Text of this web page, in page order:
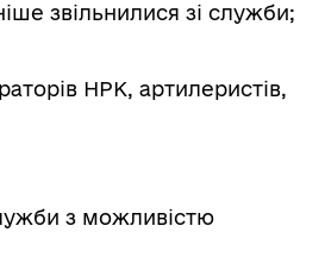
звільнилися зі служби;
НРК, артилеристів,
з можливістю